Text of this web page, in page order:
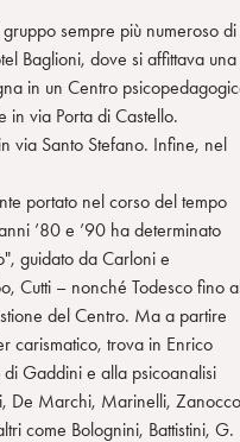
sempre più numeroso di
Baglioni, dove si affittava una
in un Centro
in via Porta di Castello.
via Santo Stefano. Infine, nel
portato nel corso del tempo
’80 e ’90 ha determinato
guidato da Carloni e
Cutti – nonché Todesco fino
del Centro. Ma a partire
carismatico, trova in Enrico
Gaddini e alla psicoanalisi
De Marchi, Marinelli, Zanocco
come Bolognini, Battistini, G.